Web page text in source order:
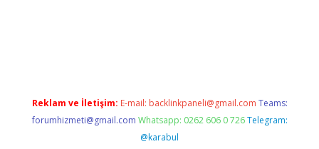
Reklam ve İletişim: E-mail: backlinkpaneli@gmail.com Teams:
forumhizmeti@gmail.com Whatsapp: 0262 606 0 726 Telegram:
@karabul